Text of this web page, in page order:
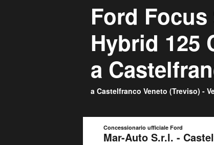
Ford
Hybrid 125
a
a Castelfranco Veneto (Treviso) -
Concessionario ufficiale Ford
Mar-Auto S.r.l. -